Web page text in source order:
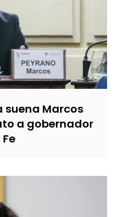
suena Marcos
a gobernador